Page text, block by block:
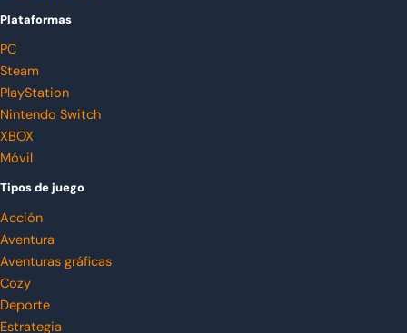
Plataformas
PC
Steam
PlayStation
Nintendo Switch
XBOX
Móvil
Tipos de juego
Acción
Aventura
Aventuras gráficas
Cozy
Deporte
Estrategia